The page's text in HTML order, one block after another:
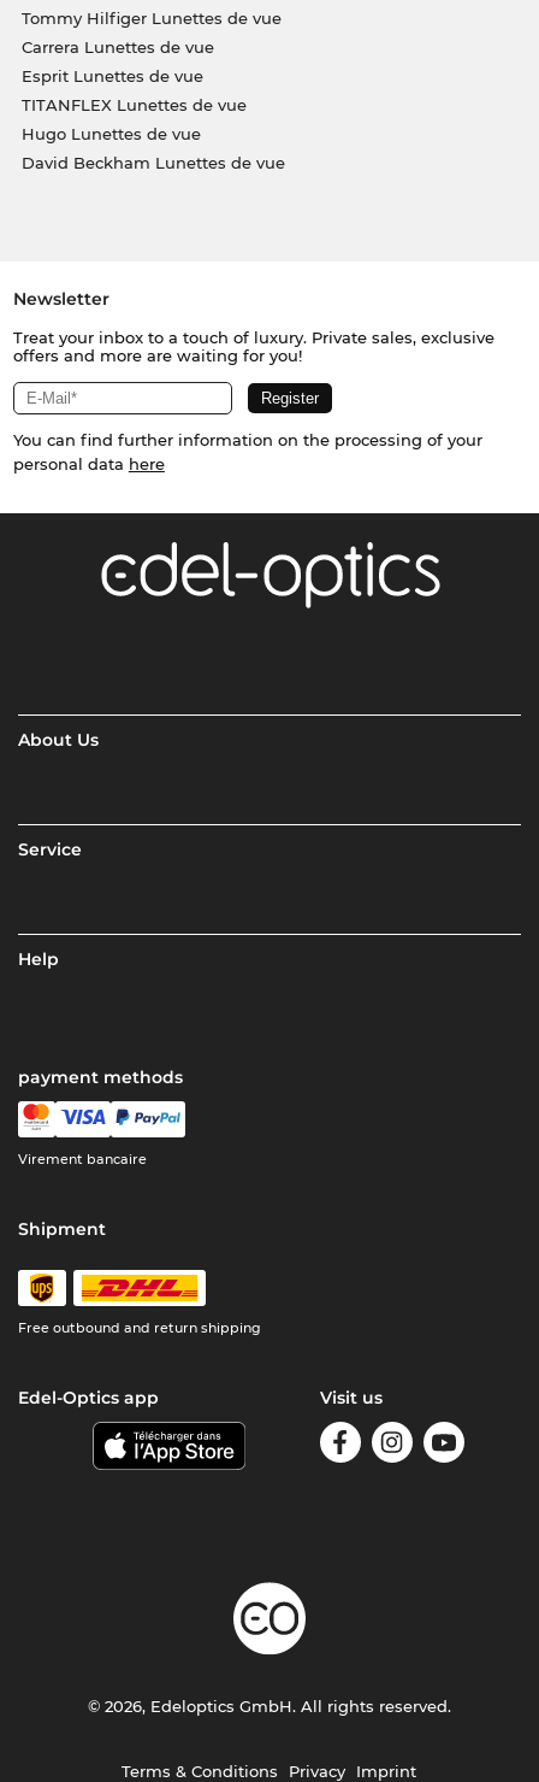
Tommy Hilfiger Lunettes de vue
Carrera Lunettes de vue
Esprit Lunettes de vue
TITANFLEX Lunettes de vue
Hugo Lunettes de vue
David Beckham Lunettes de vue
Newsletter
Treat your inbox to a touch of luxury. Private sales, exclusive
offers and more are waiting for you!
You can find further information on the processing of your
personal data here
About Us
Service
Help
payment methods
Virement bancaire
Shipment
Free outbound and return shipping
Edel-Optics app Visit us
Terms & Conditions Privacy Imprint
© 2026, Edeloptics GmbH. All rights reserved.